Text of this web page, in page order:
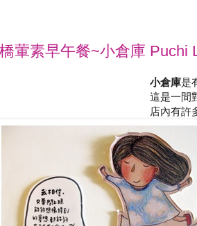
葷素早午餐~小倉庫 Puchi
小倉庫是
這是一間
店內有許